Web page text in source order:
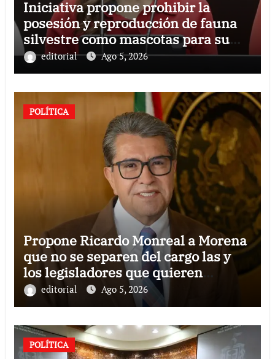
Iniciativa propone prohibir la
posesión y reproducción de fauna
silvestre como mascotas para su
comercialización
editorial Ago 5, 2026
POLÍTICA
Propone Ricardo Monreal a Morena
que no se separen del cargo las y
los legisladores que quieren
reelegirse
editorial Ago 5, 2026
POLÍTICA